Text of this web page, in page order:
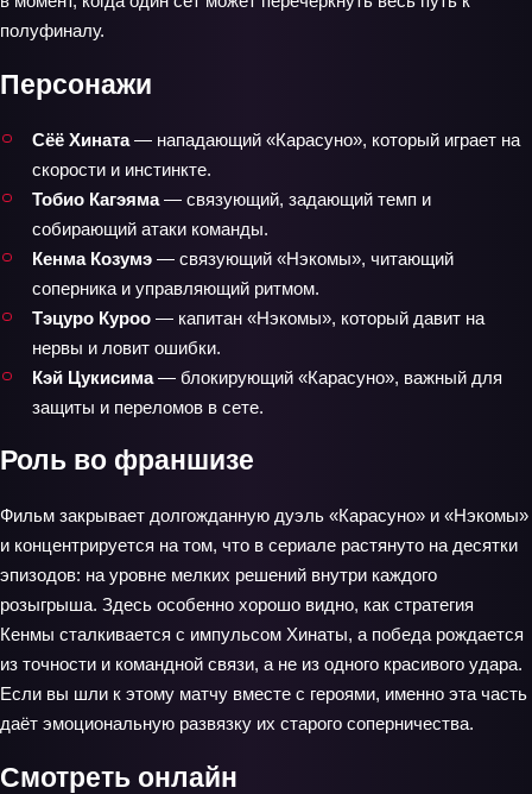
полуфиналу.
Персонажи
Сёё Хината— нападающий «Карасуно», который играет на
скорости и инстинкте.
Тобио Кагэяма— связующий, задающий темп и
собирающий атаки команды.
Кенма Козумэ — связующий «Нэкомы», читающий
соперника и управляющий ритмом.
Тэцуро Куроо — капитан «Нэкомы», который давит на
нервы и ловит ошибки.
Кэй Цукисима— блокирующий «Карасуно», важный для
защиты и переломов в сете.
Роль во франшизе
Фильм закрывает долгожданную дуэль «Карасуно» и «Нэкомы»
и концентрируется на том, что в сериале растянуто на десятки
эпизодов: на уровне мелких решений внутри каждого
розыгрыша. Здесь особенно хорошо видно, как стратегия
Кенмы сталкивается с импульсом Хинаты, а победа рождается
из точности и командной связи, а не из одного красивого удара.
Если вы шли к этому матчу вместе с героями, именно эта часть
даёт эмоциональную развязку их старого соперничества.
Смотреть онлайн